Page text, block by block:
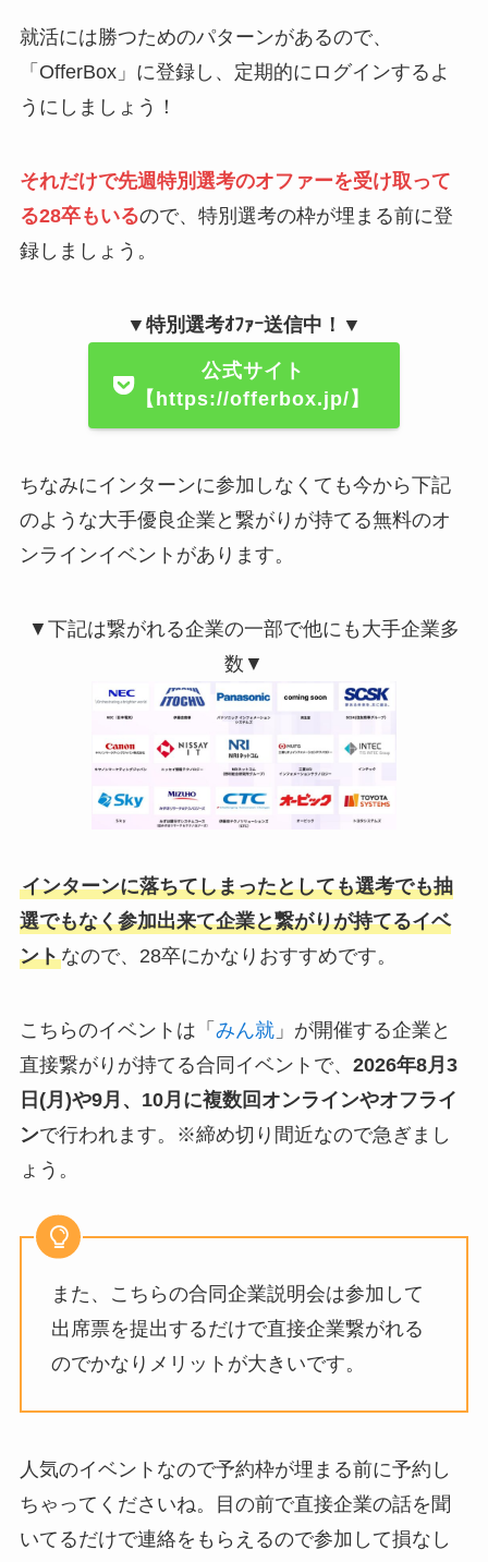
就活には勝つためのパターンがあるので、
「OfferBox」に登録し、定期的にログインするよ
うにしましょう！
それだけで先週特別選考のオファーを受け取って
る28卒もいるので、特別選考の枠が埋まる前に登
録しましょう。
▼特別選考ｵﾌｧｰ送信中！▼
公式サイト
【https://offerbox.jp/】
ちなみにインターンに参加しなくても今から下記
のような大手優良企業と繋がりが持てる無料のオ
ンラインイベントがあります。
▼下記は繋がれる企業の一部で他にも大手企業多
数▼
インターンに落ちてしまったとしても選考でも抽
選でもなく参加出来て企業と繋がりが持てるイベ
ントなので、28卒にかなりおすすめです。
こちらのイベントは「 みん就」が開催する企業と
直接繋がりが持てる合同イベントで、 2026年8月3
日(月)や9月、10月 に複数回オンラインやオフライ
ンで行われます。※締め切り間近なので急ぎまし
ょう。
また、こちらの合同企業説明会は参加して
出席票を提出するだけで直接企業繋がれる
のでかなりメリットが大きいです。
人気のイベントなので予約枠が埋まる前に予約し
ちゃってくださいね。目の前で直接企業の話を聞
いてるだけで連絡をもらえるので参加して損なし